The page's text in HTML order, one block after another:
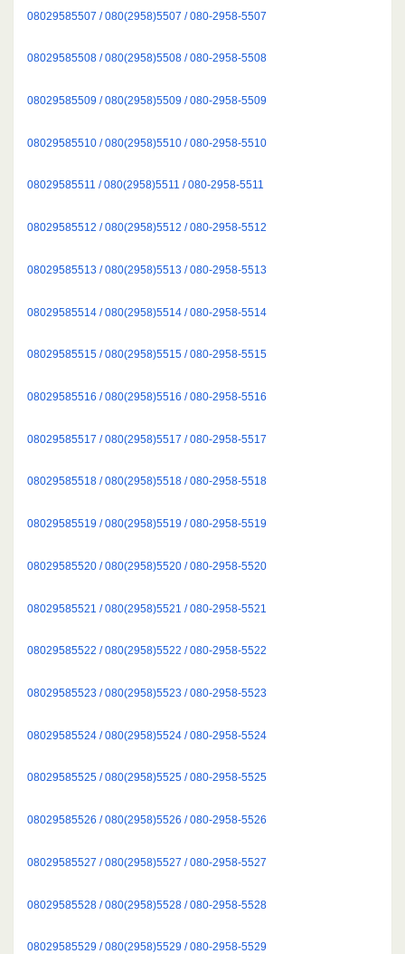
08029585507 / 080(2958)5507 / 080-2958-5507
08029585508 / 080(2958)5508 / 080-2958-5508
08029585509 / 080(2958)5509 / 080-2958-5509
08029585510 / 080(2958)5510 / 080-2958-5510
08029585511 / 080(2958)5511 / 080-2958-5511
08029585512 / 080(2958)5512 / 080-2958-5512
08029585513 / 080(2958)5513 / 080-2958-5513
08029585514 / 080(2958)5514 / 080-2958-5514
08029585515 / 080(2958)5515 / 080-2958-5515
08029585516 / 080(2958)5516 / 080-2958-5516
08029585517 / 080(2958)5517 / 080-2958-5517
08029585518 / 080(2958)5518 / 080-2958-5518
08029585519 / 080(2958)5519 / 080-2958-5519
08029585520 / 080(2958)5520 / 080-2958-5520
08029585521 / 080(2958)5521 / 080-2958-5521
08029585522 / 080(2958)5522 / 080-2958-5522
08029585523 / 080(2958)5523 / 080-2958-5523
08029585524 / 080(2958)5524 / 080-2958-5524
08029585525 / 080(2958)5525 / 080-2958-5525
08029585526 / 080(2958)5526 / 080-2958-5526
08029585527 / 080(2958)5527 / 080-2958-5527
08029585528 / 080(2958)5528 / 080-2958-5528
08029585529 / 080(2958)5529 / 080-2958-5529